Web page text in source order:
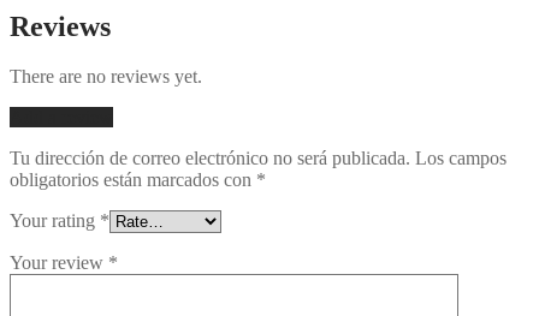
Reviews
There are no reviews yet.
Tu dirección de correo electrónico no será publicada. Los campos
obligatorios están marcados con *
Your rating *
Your review *